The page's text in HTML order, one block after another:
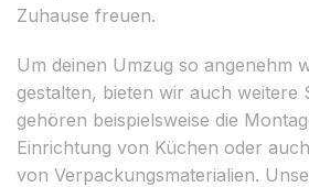
Zuhause freuen.
Um deinen Umzug so angenehm
gestalten, bieten wir auch weitere
gehören beispielsweise die
Einrichtung von Küchen oder
von Verpackungsmaterialien.